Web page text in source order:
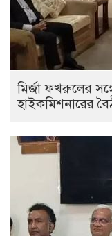
মির্জা ফখরুলের
হাইকমিশনারের